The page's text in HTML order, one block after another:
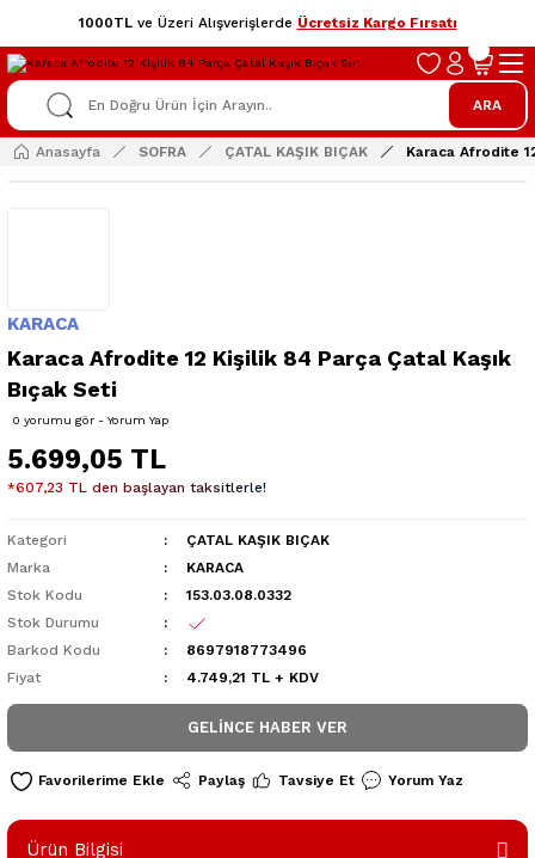
1000TLve Üzeri Alışverişlerde Ücretsiz Kargo Fırsatı
ARA
Anasayfa SOFRA ÇATAL KAŞIK BIÇAK Karaca Afrodite
KARACA
Karaca Afrodite 12 Kişilik 84 Parça Çatal Kaşık
Bıçak Seti
0 yorumu gör - Yorum Yap
5.699,05 TL
*607,23 TL den başlayan taksitlerle!
Kategori
ÇATAL KAŞIK BIÇAK
Marka
KARACA
Stok Kodu
153.03.08.0332
Stok Durumu
Barkod Kodu
8697918773496
Fiyat
4.749,21 TL + KDV
GELINCE HABER VER
Paylaş Tavsiye Et Yorum Yaz
Ürün Bilgisi